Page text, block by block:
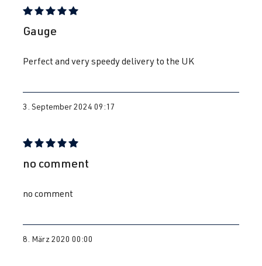
Bewertung mit 5 von 5 Sternen
Gauge
Perfect and very speedy delivery to the UK
3. September 2024 09:17
Bewertung mit 5 von 5 Sternen
no comment
no comment
8. März 2020 00:00